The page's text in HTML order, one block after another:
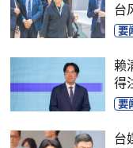
台
要
赖
得
要
台